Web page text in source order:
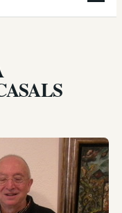
Obre
el